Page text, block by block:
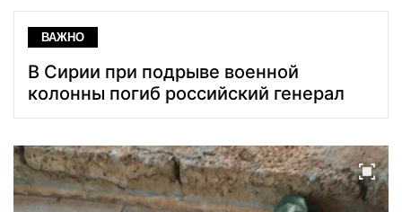
ВАЖНО
В Сирии при подрыве военной
колонны погиб российский генерал